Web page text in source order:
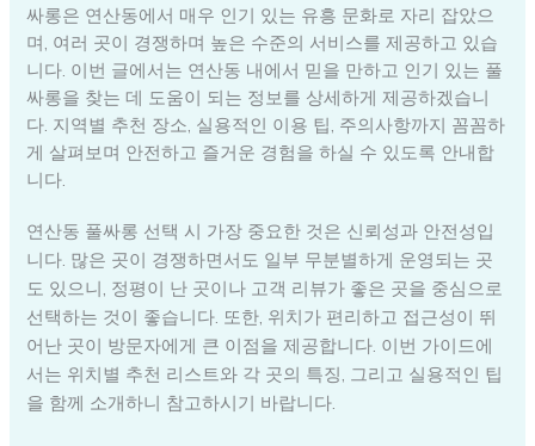
싸롱은 연산동에서 매우 인기 있는 유흥 문화로 자리 잡았으
며, 여러 곳이 경쟁하며 높은 수준의 서비스를 제공하고 있습
니다. 이번 글에서는 연산동 내에서 믿을 만하고 인기 있는 풀
싸롱을 찾는 데 도움이 되는 정보를 상세하게 제공하겠습니
다. 지역별 추천 장소, 실용적인 이용 팁, 주의사항까지 꼼꼼하
게 살펴보며 안전하고 즐거운 경험을 하실 수 있도록 안내합
니다.
연산동 풀싸롱 선택 시 가장 중요한 것은 신뢰성과 안전성입
니다. 많은 곳이 경쟁하면서도 일부 무분별하게 운영되는 곳
도 있으니, 정평이 난 곳이나 고객 리뷰가 좋은 곳을 중심으로
선택하는 것이 좋습니다. 또한, 위치가 편리하고 접근성이 뛰
어난 곳이 방문자에게 큰 이점을 제공합니다. 이번 가이드에
서는 위치별 추천 리스트와 각 곳의 특징, 그리고 실용적인 팁
을 함께 소개하니 참고하시기 바랍니다.